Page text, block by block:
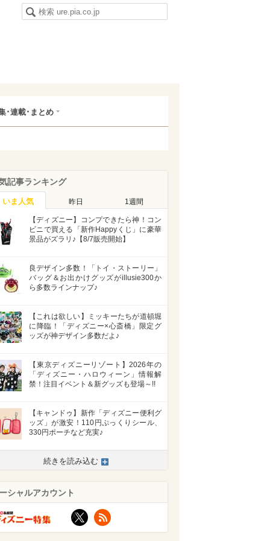
･連載･まとめ
記事ランキング
いま人気 昨日 1週間
【ディズニー】コンプできたら神！コン
ビニで買える「新作Happyくじ」に豪華
景品がズラリ♪【8/7販売開始】
良デザイン多数！「トイ・ストーリー」
バッグ＆お出かけグッズがillusie300か
ら多数ラインナップ♪
【これは欲しい】ミッキーたちが道頓堀
に降臨！「ディズニー×心斎橋」限定グ
ッズが神デザイン多数だよ♪
【東京ディズニーリゾート】2026年の
「ディズニー・ハロウィーン」情報解
禁！注目イベント＆新グッズも登場～!!
【キャンドゥ】新作「ディズニー便利グ
ッズ」が激安！110円ぷっくりシール、
330円ポーチなど充実♪
続きを読み込む
シャルアカウント
X